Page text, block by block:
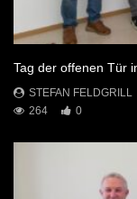
Tag der offenen Tür
STEFAN FELDGRILL
264
0